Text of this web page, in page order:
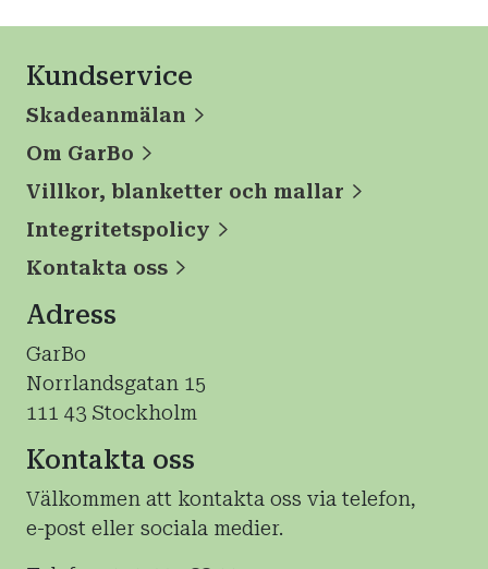
Kundservice
Skadeanmälan
Om GarBo
Villkor, blanketter och mallar
Integritetspolicy
Kontakta oss
Adress
GarBo
Norrlandsgatan 15
111 43 Stockholm
Kontakta oss
Välkommen att kontakta oss via telefon,
e-post eller sociala medier.